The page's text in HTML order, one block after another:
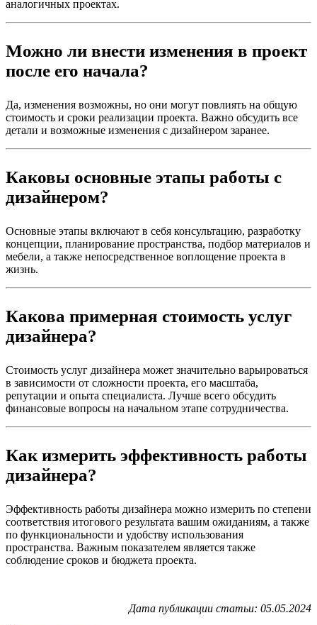
аналогичных проектах.
Можно ли внести изменения в проект
после его начала?
Да, изменения возможны, но они могут повлиять на общую
стоимость и сроки реализации проекта. Важно обсудить все
детали и возможные изменения с дизайнером заранее.
Каковы основные этапы работы с
дизайнером?
Основные этапы включают в себя консультацию, разработку
концепции, планирование пространства, подбор материалов и
мебели, а также непосредственное воплощение проекта в
жизнь.
Какова примерная стоимость услуг
дизайнера?
Стоимость услуг дизайнера может значительно варьироваться
в зависимости от сложности проекта, его масштаба,
репутации и опыта специалиста. Лучше всего обсудить
финансовые вопросы на начальном этапе сотрудничества.
Как измерить эффективность работы
дизайнера?
Эффективность работы дизайнера можно измерить по степени
соответствия итогового результата вашим ожиданиям, а также
по функциональности и удобству использования
пространства. Важным показателем является также
соблюдение сроков и бюджета проекта.
Дата публикации статьи: 05.05.2024